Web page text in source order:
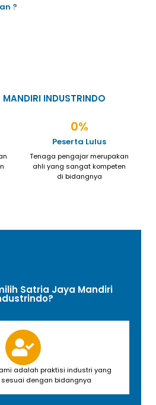
?
INDUSTRINDO
Peserta Lulus
0%
Tenaga pengajar merupakan
ahli yang sangat kompeten
di bidangnya
Satria Jaya Mandiri
adalah praktisi industri yang
sesuai dengan bidangnya